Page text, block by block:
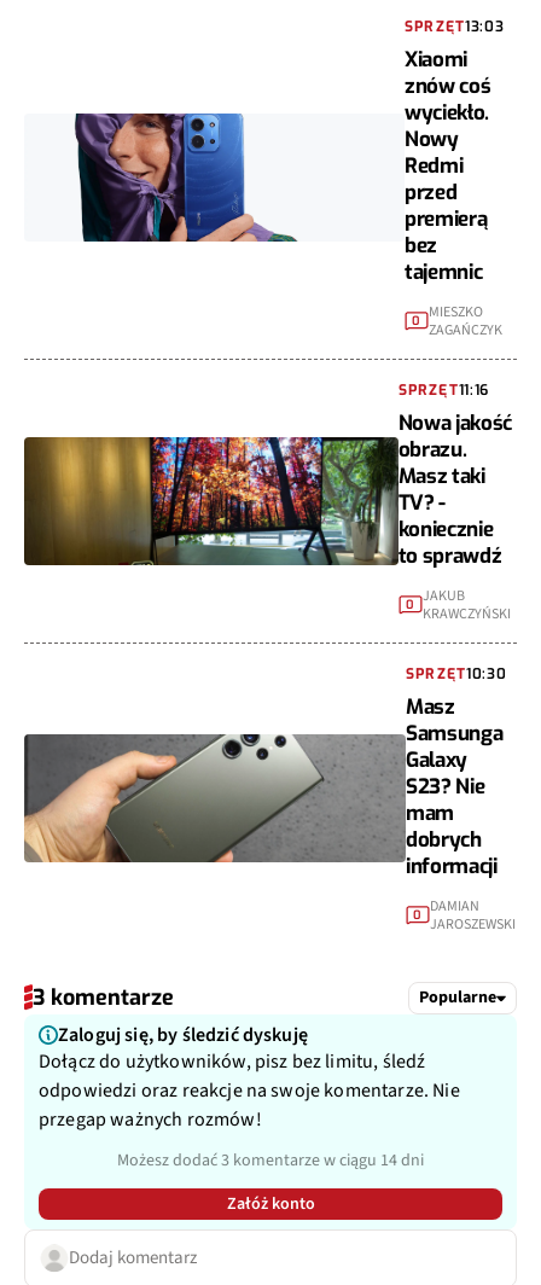
SPRZĘT13:03
Xiaomi
znów coś
wyciekło.
Nowy
Redmi
przed
premierą
bez
tajemnic
0
MIESZKO
ZAGAŃCZYK
SPRZĘT11:16
Nowa jakość
obrazu.
Masz taki
TV? -
koniecznie
to sprawdź
0 JAKUB
KRAWCZYŃSKI
SPRZĘT10:30
Masz
Samsunga
Galaxy
S23? Nie
mam
dobrych
informacji
0
DAMIAN
JAROSZEWSKI
3 komentarze Popularne
Zaloguj się, by śledzić dyskuję
Dołącz do użytkowników, pisz bez limitu, śledź
odpowiedzi oraz reakcje na swoje komentarze. Nie
przegap ważnych rozmów!
Możesz dodać 3 komentarze w ciągu 14 dni
Załóż konto
Dodaj komentarz